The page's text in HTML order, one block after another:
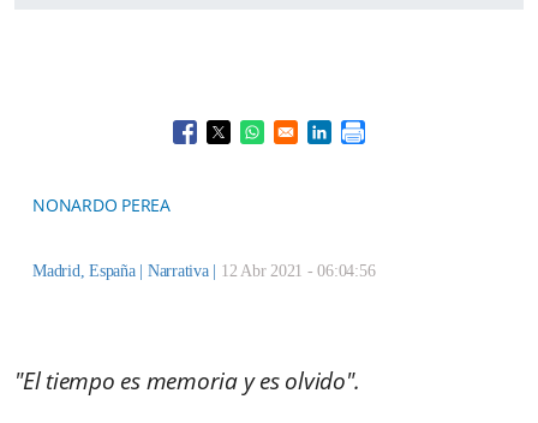
Opens in a new window
Opens in a new window
Opens in a new window
Opens in a new window
NONARDO PEREA
Narrativa 12 Abr 2021 - 06:04:56
"El tiempo es memoria y es olvido".